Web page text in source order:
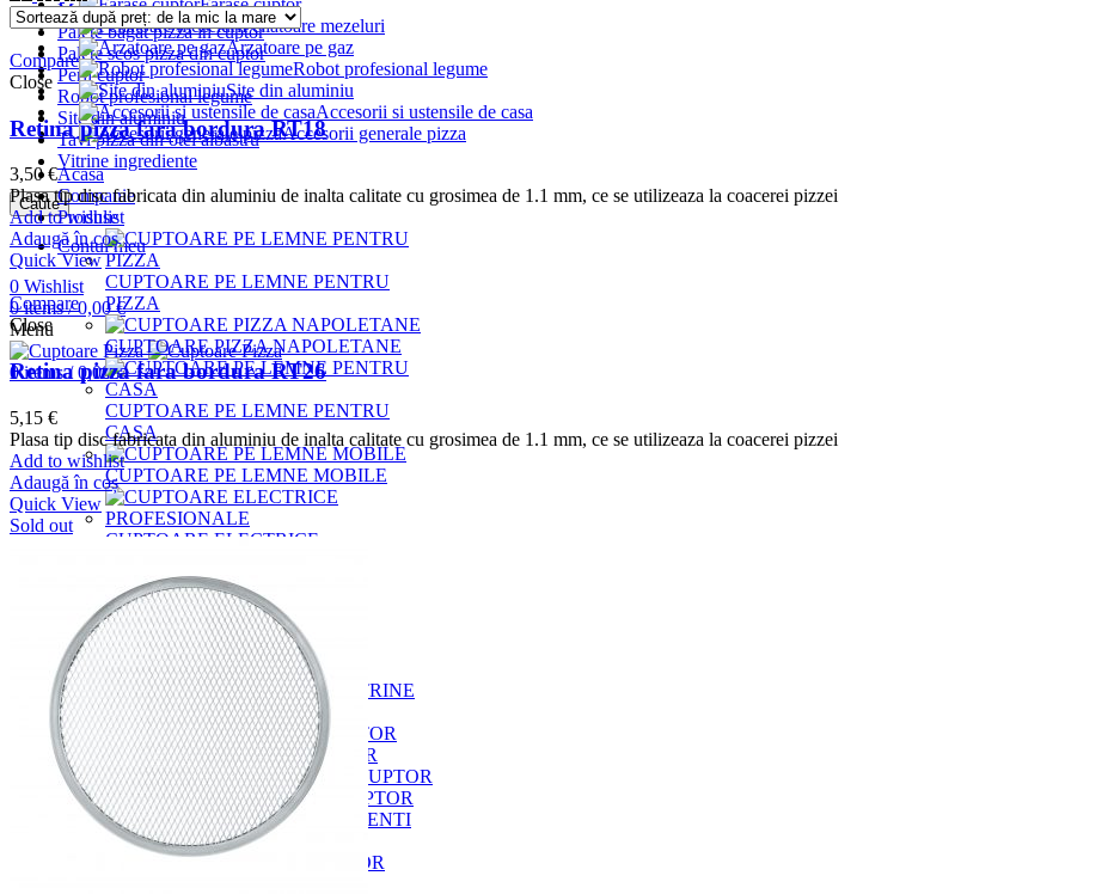
Mese pizza
Palete bagat pizza in cuptor
Palete scos pizza din cuptor
Perii cuptor
Robot profesional legume
Site din aluminiu
Tavi pizza din otel albastru
Vitrine ingrediente
Caute
Contul meu
0 Wishlist
0items / 0,00€
Menu
0items / 0,00€
Farase cuptor
Feliatoare mezeluri
Arzatoare pe gaz
Robot profesional legume
Site din aluminiu
Accesorii si ustensile de casa
Accesorii generale pizza
Acasa
Companie
Produse
CUPTOARE PE LEMNE PENTRU
PIZZA
CUPTOARE PIZZA NAPOLETANE
CUPTOARE PE LEMNE PENTRU
CASA
CUPTOARE PE LEMNE MOBILE
CUPTOARE ELECTRICE
DULAPURI REFRIGERATE
MALAXOARE ALUAT
MESE PIZZA
VITRINE
INGREDIENTE
ACCESORII DIVERSE CUPTOR
PALETE BAGAT PIZZA IN CUPTOR
GENTI
TERMOIZOLANTE
PERII CUPTOR
Compare
Close
Retina pizza fara bordura RT18
3,50€
Plasa tip disc fabricata din aluminiu de inalta calitate cu grosimea de 1.1 mm, ce se utilizeaza la coacerei pizzei
Add to wishlist
Adaugă în coș
Quick View
Compare
Close
Retina pizza fara bordura RT26
5,15 €
Plasa tip disc fabricata din aluminiu de inalta calitate cu grosimea de 1.1 mm, ce se utilizeaza la coacerei pizzei
Add to wishlist
Adaugă în coș
Quick View
Sold out